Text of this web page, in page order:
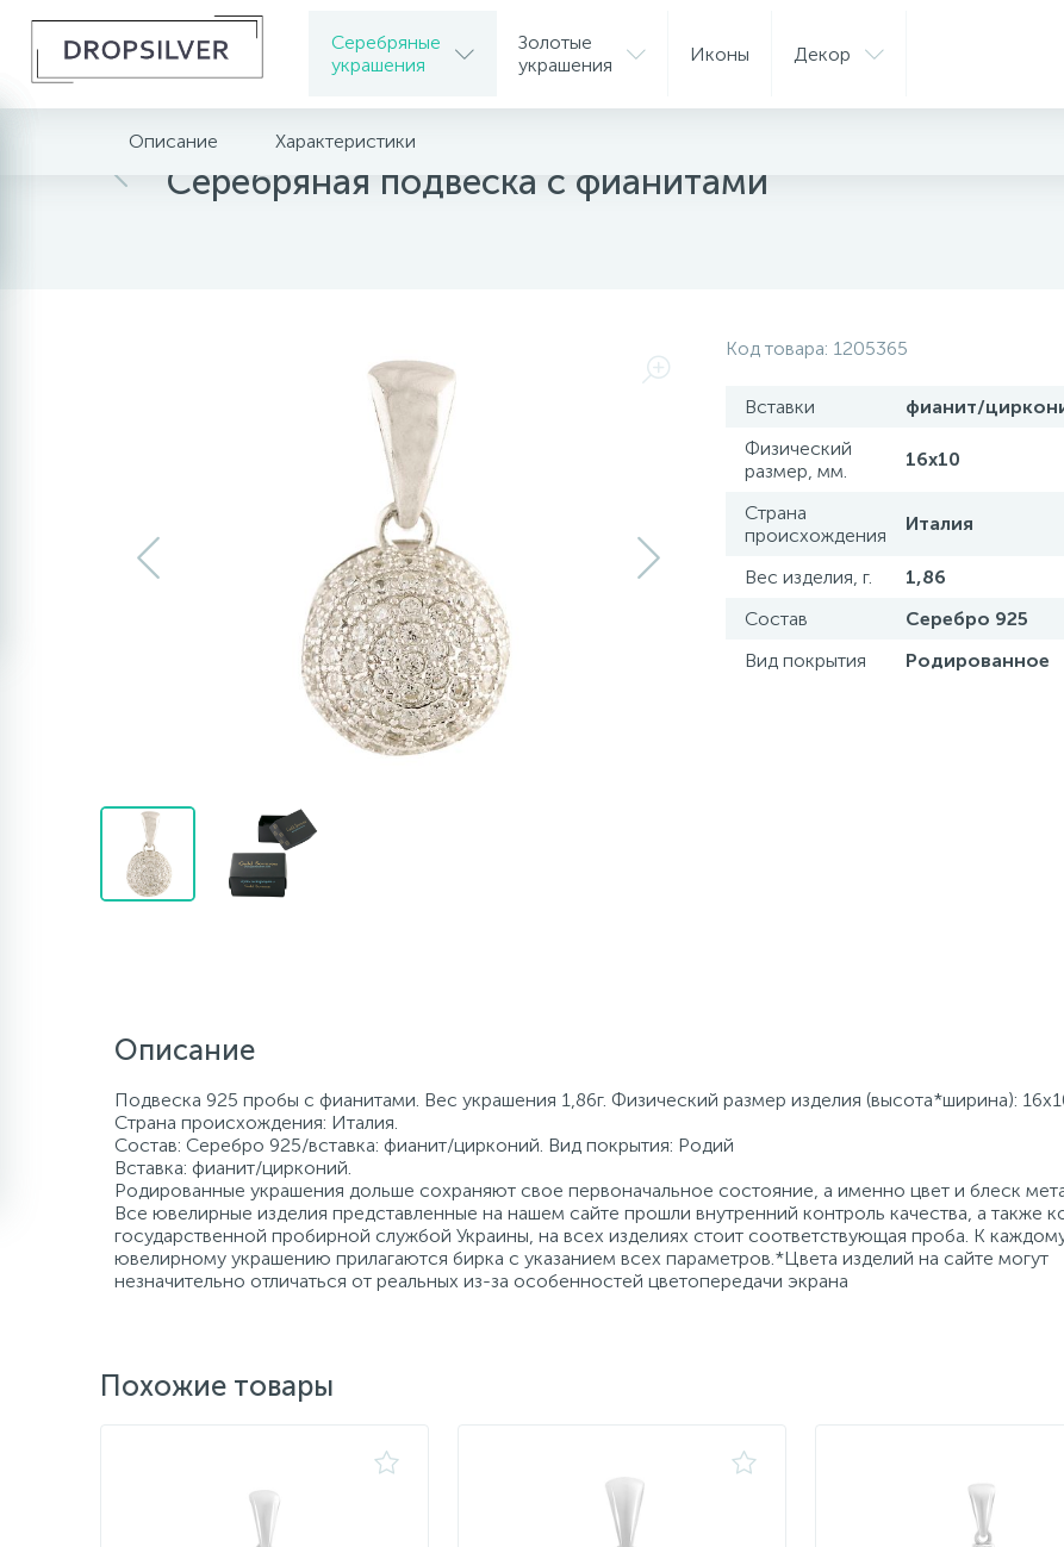
Серебряные
украшения
Золотые
украшения
Иконы Декор
Главная Серебряные украшения
Серебряная подвеска с фианитами
Описание Характеристики
Код товара: 1205365
Вставки
фианит/
Физический
размер, мм.
16х10
Страна
происхождения
Италия
Вес изделия, г.
1,86
Состав
Серебро 925
Вид покрытия
Родированное
Описание
Подвеска 925 пробы с фианитами. Вес украшения 1,86г. Физический размер изделия (высота*ширина):
Страна происхождения: Италия.
Состав: Серебро 925/вставка: фианит/цирконий. Вид покрытия: Родий
Вставка: фианит/цирконий.
Родированные украшения дольше сохраняют свое первоначальное состояние, а именно цвет и блеск
Все ювелирные изделия представленные на нашем сайте прошли внутренний контроль качества, а также
государственной пробирной службой Украины, на всех изделиях стоит соответствующая проба. К
ювелирному украшению прилагаются бирка с указанием всех параметров.*Цвета изделий на сайте могут
незначительно отличаться от реальных из-за особенностей цветопередачи экрана
Похожие товары